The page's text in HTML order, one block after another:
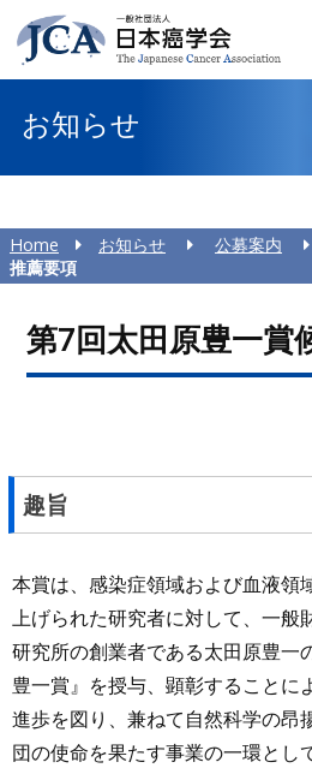
お知らせ
Home お知らせ 公募案内
推薦要項
第7回太田原豊一賞
趣旨
本賞は、感染症領域および血液領
上げられた研究者に対して、一般
研究所の創業者である太田原豊一
豊一賞』を授与、顕彰することに
進歩を図り、兼ねて自然科学の昂
団の使命を果たす事業の一環とし